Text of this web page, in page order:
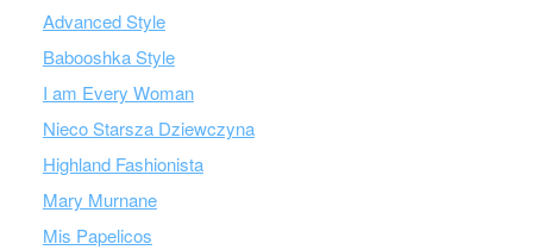
Advanced Style
Babooshka Style
I am Every Woman
Nieco Starsza Dziewczyna
Highland Fashionista
Mary Murnane
Mis Papelicos